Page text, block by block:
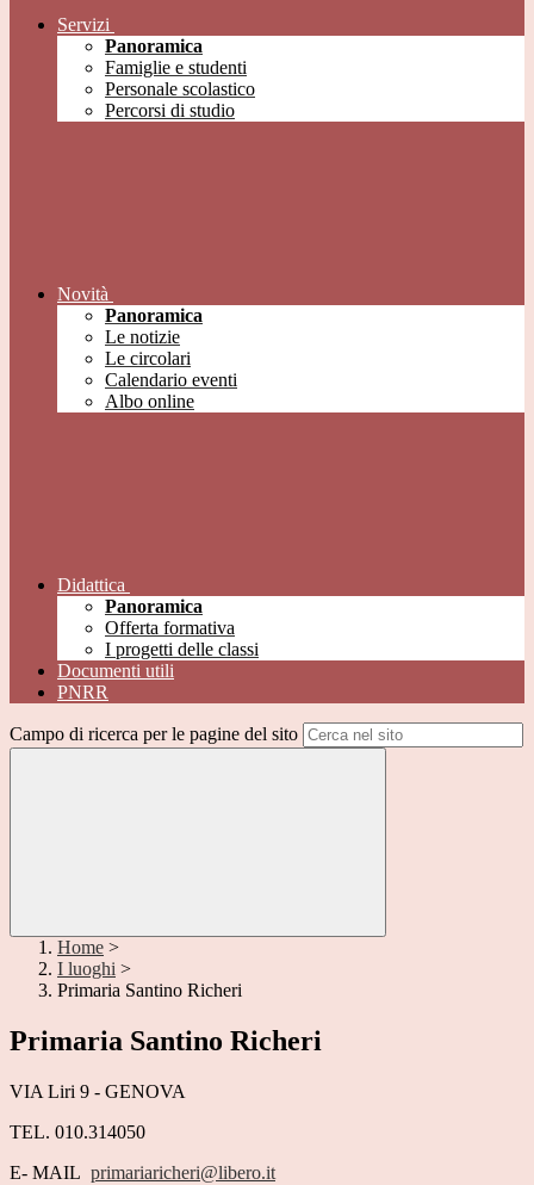
Servizi
Panoramica
Famiglie e studenti
Personale scolastico
Percorsi di studio
Novità
Panoramica
Le notizie
Le circolari
Calendario eventi
Albo online
Didattica
Panoramica
Offerta formativa
I progetti delle classi
Documenti utili
PNRR
Campo di ricerca per le pagine del sito
Home >
I luoghi >
Primaria Santino Richeri
Primaria Santino Richeri
VIA Liri 9 - GENOVA
TEL. 010.314050
E- MAIL primariaricheri@libero.it